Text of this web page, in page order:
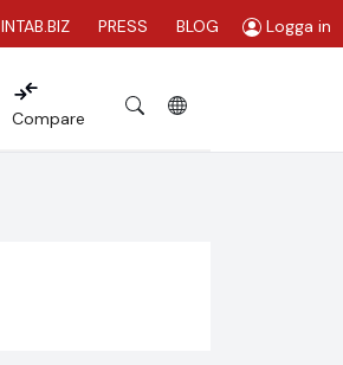
INTAB.BIZ PRESS BLOG Logga in
Compare